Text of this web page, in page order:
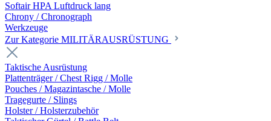
Softair HPA Luftdruck lang
Chrony / Chronograph
Werkzeuge
Zur Kategorie MILITÄRAUSRÜSTUNG
Taktische Ausrüstung
Plattenträger / Chest Rigg / Molle
Pouches / Magazintasche / Molle
Tragegurte / Slings
Holster / Holsterzubehör